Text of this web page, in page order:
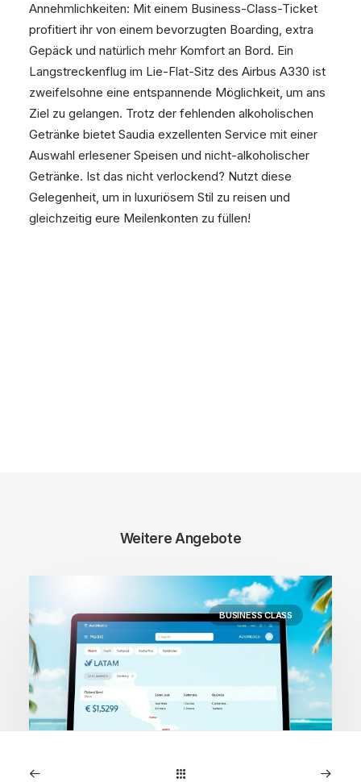
Annehmlichkeiten: Mit einem Business-Class-Ticket
profitiert ihr von einem bevorzugten Boarding, extra
Gepäck und natürlich mehr Komfort an Bord. Ein
Langstreckenflug im Lie-Flat-Sitz des Airbus A330 ist
zweifelsohne eine entspannende Möglichkeit, um ans
Ziel zu gelangen. Trotz der fehlenden alkoholischen
Getränke bietet Saudia exzellenten Service mit einer
Auswahl erlesener Speisen und nicht-alkoholischer
Getränke. Ist das nicht verlockend? Nutzt diese
Gelegenheit, um in luxuriösem Stil zu reisen und
gleichzeitig eure Meilenkonten zu füllen!
Weitere Angebote
BUSINESS CLASS